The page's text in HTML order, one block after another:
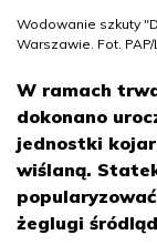
Wodowanie szkuty
Warszawie. Fot.
W ramach
dokonano
jednostki
wiślaną.
żeglugi